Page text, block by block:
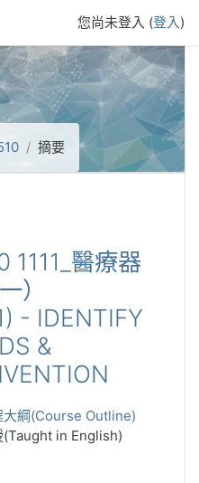
您尚未登入 (登入)
摘要
1111_醫療器
）
- IDENTIFY
&
大綱(Course Outline)
(Taught in English)